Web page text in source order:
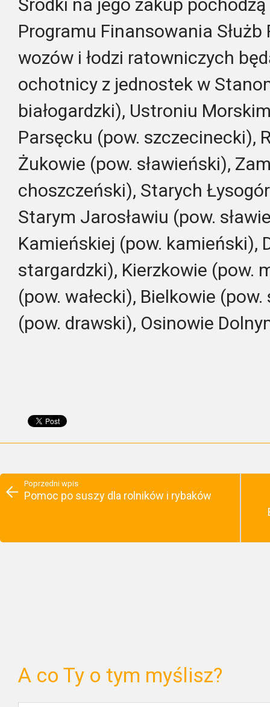
Środki na jego zakup
Programu Finansowania
wozów i łodzi ratowniczych
ochotnicy z jednostek w
białogardzki), Ustroniu
Parsęcku (pow. szczecinecki),
Żukowie (pow. sławieński),
choszczeński), Starych
Starym Jarosławiu (pow.
Kamieńskiej (pow. kamieński),
stargardzki), Kierzkowie (pow.
(pow. wałecki), Bielkowie
(pow. drawski), Osinowie
Poprzedni wpis
Pomoc po suszy dla rolników i rybaków
A co Ty o tym myślisz?